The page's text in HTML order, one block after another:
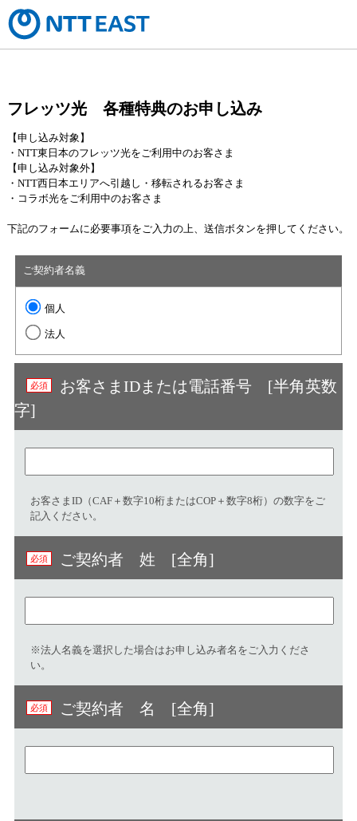
フレッツ光 各種特典のお申し込み
【申し込み対象】
・NTT東日本のフレッツ光をご利用中のお客さま
【申し込み対象外】
・NTT西日本エリアへ引越し・移転されるお客さま
・コラボ光をご利用中のお客さま
下記のフォームに必要事項をご入力の上、送信ボタンを押してください。
ご契約者名義
個人
法人